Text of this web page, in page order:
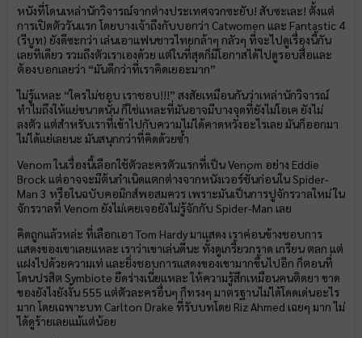
หนังที่โดนเหล่านักวิจารณ์จากต่างประเทศจวกซะยับ! สับซะเละ! ตั้งแต่
การเปิดตัววันแรก โดยบางเจ้าถึงกับบอกว่า Catwomen และ Fantastic 4
(รีบูท) ยังดีซะกว่า เล่นเอาแฟนชาวไทยกล้าๆ กลัวๆ ที่จะไปดูเรื่องนี้กัน
เลยทีเดียว รวมถึงตัวเราเองด้วย แต่ในที่สุดก็มีโอกาสได้ไปดูรอบสื่อและ
ต้องบอกเลยว่า “มันดีกว่าที่เราคิดเยอะมาก”
ไม่รู้แหละ “ใครไม่ชอบ เราชอบ!!!” สงสัยเหมือนกันว่าเหล่านักวิจารณ์
ทำไมถึงให้แย่ขนาดนั้น ก็ใช่แหละที่มันอาจมีบางจุดที่ยังไม่โอเค ยังไม่
ลงตัว แต่สำหรับเราที่เข้าไปกับความไม่ได้คาดหวังอะไรเลย มันก็ออกมา
ไม่ได้แย่เลยนะ มันสนุกกว่าที่คิดด้วยซ้ำ
Venom ในเรื่องนี้เลือกใช้ตัวละครตัวแรกที่เป็น Venom อย่าง Eddie
Brock แต่อาจจะมีต้นกำเนิดแตกต่างจากหนังเวอร์ชั่นก่อนใน Spider-
Man 3 หรือในฉบับคอมิกส์พอสมควร เพราะมันเป็นการปูจักรวาลใหม่ ใน
จักรวาลที่ Venom ยังไม่เคยเจอยังไม่รู้จักกับ Spider-Man เลย
คิดถูกแล้วหล่ะ ที่เลือกเอา Tom Hardy มาแสดง เราค่อนข้างชอบการ
แสดงของเขาเลยแหละ เราว่าเขาเล่นดีนะ ทั้งดูเกรี้ยวกราด เกรียน ตลก แต่
แฝงไปด้วยความเท่ และยิ่งชอบการแสดงของเขามากขึ้นไปอีก ก็ตอนที่
โดนปรสิต Symbiote ยึดร่างเนี่ยแหละ ให้ความรู้สึกเหมือนคนติดยา ขาด
ของยังไงยังงั้น 555 แต่ตัวละครอื่นๆ ก็ทรงๆ มาตรฐานไม่ได้โดดเด่นอะไร
มาก โดยเฉพาะบท Carlton Drake ที่รับบทโดย Riz Ahmed เฉยๆ มาก ไม่
ได้ดูร้ายเลยแม้แต่น้อย